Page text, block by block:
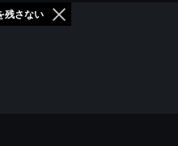
残さない